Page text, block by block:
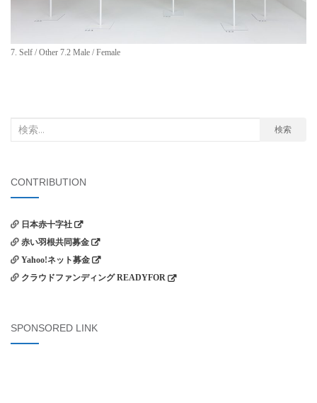
7. Self / Other 7.2 Male / Female
検索
CONTRIBUTION
日本赤十字社
赤い羽根共同募金
Yahoo!ネット募金
クラウドファンディング READYFOR
SPONSORED LINK